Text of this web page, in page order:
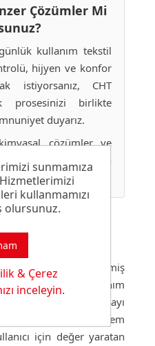
Çözümler Mi
kullanım tekstil
hijyen ve konfor
istiyorsanız, CHT
prosesinizi birlikte
duyarız.
çözümler ve
bilgi almak için
.
Konfor Odaklı
çözümler
, gelişmiş
ve uzun süreli kullanım
üzerinde çalışmayı
tekstil sektöründe hem
için değer yaratan
sunmamıza
Hizmetlerimizi
kullanmamızı
olursunuz.
& Çerez
inceleyin.